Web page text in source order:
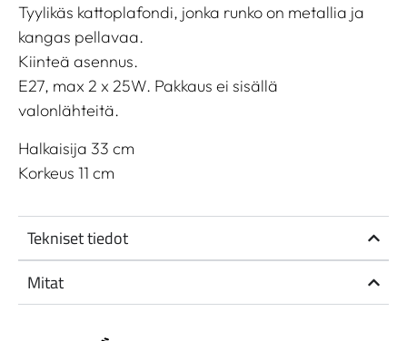
Tyylikäs kattoplafondi, jonka runko on metallia ja
kangas pellavaa.
Kiinteä asennus.
E27, max 2 x 25W. Pakkaus ei sisällä
valonlähteitä.
Halkaisija 33 cm
Korkeus 11 cm
Tekniset tiedot
Mitat